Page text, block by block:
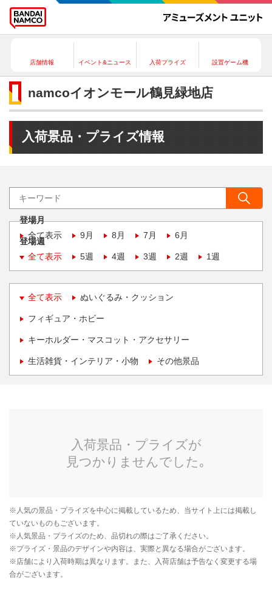
店舗情報 イベント&ニュース 入荷プライズ 設置ゲーム機
namcoイオンモール鶴見緑地店
入荷景品・プライズ情報
登場月
全て表示
9月 8月 7月 6月
登場週
全て表示
5週 4週 3週 2週 1週
全て表示 ぬいぐるみ・クッション
フィギュア・ホビー
キーホルダー・マスコット・アクセサリー
生活雑貨・インテリア・小物 その他景品